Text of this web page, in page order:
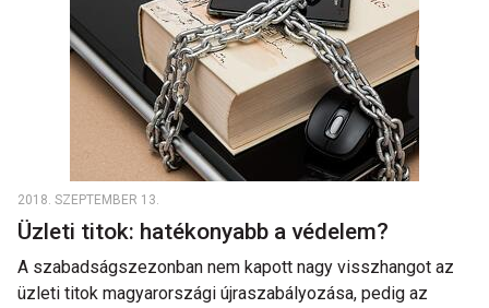
2018. SZEPTEMBER 13.
Üzleti titok: hatékonyabb a védelem?
A szabadságszezonban nem kapott nagy visszhangot az
üzleti titok magyarországi újraszabályozása, pedig az